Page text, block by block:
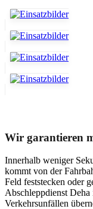
Wir garantieren
Innerhalb weniger
kommt von der
Feld feststecken oder
Abschleppdienst
Verkehrsunfällen